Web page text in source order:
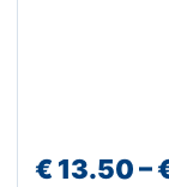
€13.50–
können